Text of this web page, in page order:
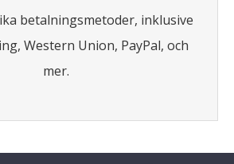
betalningsmetoder, inklusive
Western Union, PayPal, och
mer.